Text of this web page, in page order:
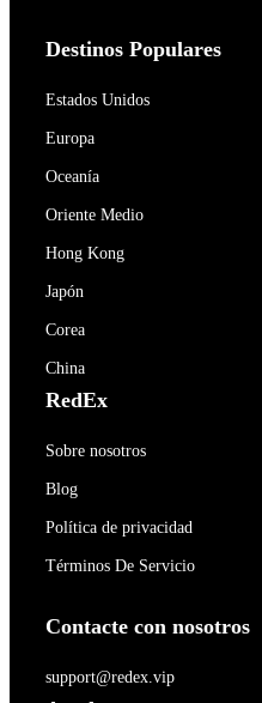
Destinos Populares
Estados Unidos
Europa
Oceanía
Oriente Medio
Hong Kong
Japón
Corea
China
RedEx
Sobre nosotros
Blog
Política de privacidad
Términos De Servicio
Contacte con nosotros
support@redex.vip